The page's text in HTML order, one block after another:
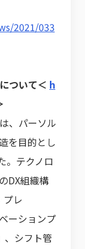
2021/033
ついて＜ h
、パーソル
を目的とし
。テクノロ
DX組織構
プレ
ーションプ
、シフト管